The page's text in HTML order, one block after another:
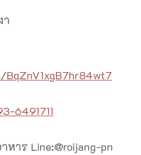
า
6491711
หาร Line:@roijang-pn